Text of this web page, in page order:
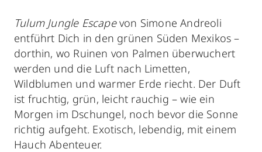
Tulum Jungle Escapevon Simone Andreoli
entführt Dich in den grünen Süden Mexikos –
dorthin, wo Ruinen von Palmen überwuchert
werden und die Luft nach Limetten,
Wildblumen und warmer Erde riecht. Der Duft
ist fruchtig, grün, leicht rauchig – wie ein
Morgen im Dschungel, noch bevor die Sonne
richtig aufgeht. Exotisch, lebendig, mit einem
Hauch Abenteuer.